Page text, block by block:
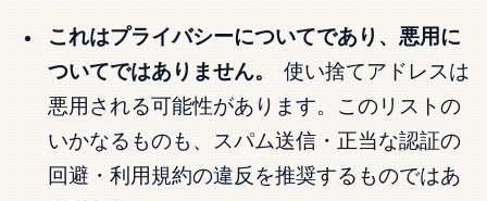
これはプライバシーについてであり、悪用に
ついてではありません。
使い捨てアドレスは
悪用される可能性があります。このリストの
いかなるものも、スパム送信・正当な認証の
回避・利用規約の違反を推奨するものではあ